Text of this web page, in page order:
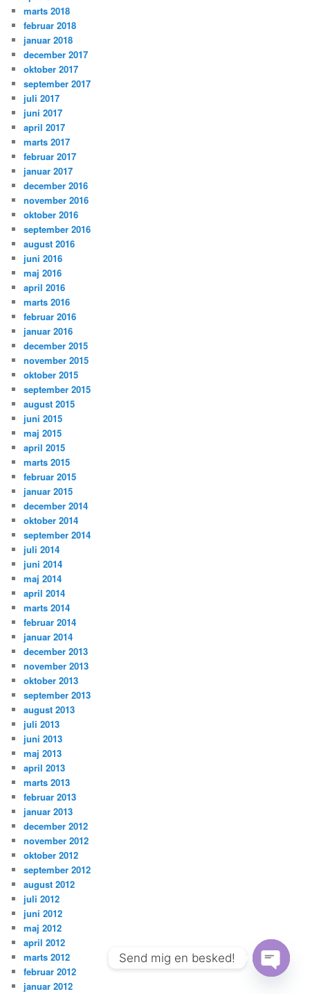
marts 2018
februar 2018
januar 2018
december 2017
oktober 2017
september 2017
juli 2017
juni 2017
april 2017
marts 2017
februar 2017
januar 2017
december 2016
november 2016
oktober 2016
september 2016
august 2016
juni 2016
maj 2016
april 2016
marts 2016
februar 2016
januar 2016
december 2015
november 2015
oktober 2015
september 2015
august 2015
juni 2015
maj 2015
april 2015
marts 2015
februar 2015
januar 2015
december 2014
oktober 2014
september 2014
juli 2014
juni 2014
maj 2014
april 2014
marts 2014
februar 2014
januar 2014
december 2013
november 2013
oktober 2013
september 2013
august 2013
juli 2013
juni 2013
maj 2013
april 2013
marts 2013
februar 2013
januar 2013
december 2012
november 2012
oktober 2012
september 2012
august 2012
juli 2012
juni 2012
maj 2012
april 2012
marts 2012
februar 2012
januar 2012
Send mig en besked!